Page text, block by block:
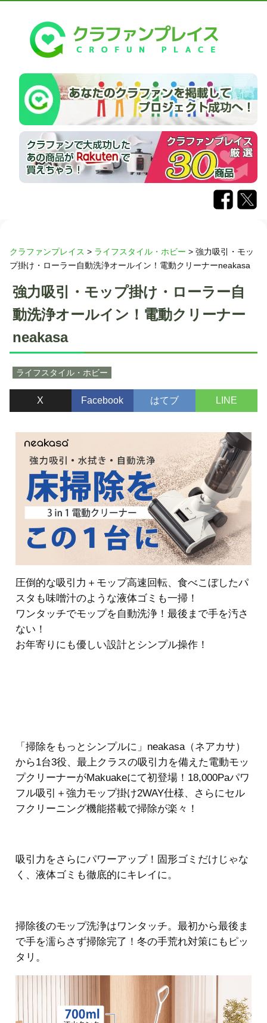
クラファンプレイス > ライフスタイル・ホビー > 強力吸引・モッ
プ掛け・ローラー自動洗浄オールイン！電動クリーナーneakasa
強力吸引・モップ掛け・ローラー自
動洗浄オールイン！電動クリーナー
neakasa
ライフスタイル・ホビー
X Facebook はてブ LINE
圧倒的な吸引力＋モップ高速回転、食べこぼしたパ
スタも味噌汁のような液体ゴミも一掃！
ワンタッチでモップを自動洗浄！最後まで手を汚さ
ない！
お年寄りにも優しい設計とシンプル操作！
「掃除をもっとシンプルに」neakasa（ネアカサ）
から1台3役、最上クラスの吸引力を備えた電動モッ
プクリーナーがMakuakeにて初登場！18,000Paパワ
フル吸引＋強力モップ掛け2WAY仕様、さらにセル
フクリーニング機能搭載で掃除が楽々！
吸引力をさらにパワーアップ！固形ゴミだけじゃな
く、液体ゴミも徹底的にキレイに。
掃除後のモップ洗浄はワンタッチ。最初から最後ま
で手を濡らさず掃除完了！冬の手荒れ対策にもピッ
タリ。